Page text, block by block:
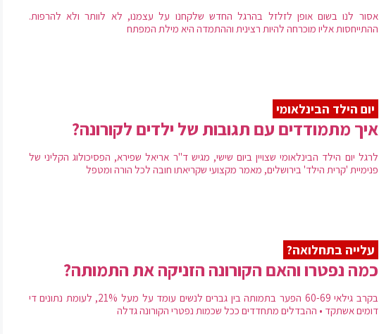
אסור לנו בשום אופן לזלזל בהרגל החדש שלקחנו על עצמנו, לא לוותר ולא להרפות.
ההתייחסות אליו מוכרחה להיות רצינית וההתמדה היא מילת המפתח
יום הילד הבינלאומי
איך מתמודדים עם תגובות של ילדים לקורונה?
לרגל יום הילד הבינלאומי שצויין ביום שישי, מגיש ד"ר אריאל שפירא, הפסיכולוג הקליני של
פנימיית 'קרית הילד' בירושלים, מאמר מקצועי שקריאתו חובה לכל הורה ומטפל
עלייה בתחלואה?
כמה נפטרו והאם הקורונה הזניקה את התמותה?
בקרב גילאי 60-69 הפער בתמותה בין גברים לנשים עומד על מעל 21%, לעומת נתונים די
דומים אשתקד • ההבדלים מתחדדים ככל שכמות נפטרי הקורונה גדלה